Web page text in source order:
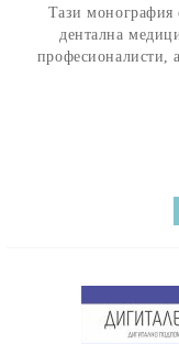
Тази монография
дентална
професионалисти,